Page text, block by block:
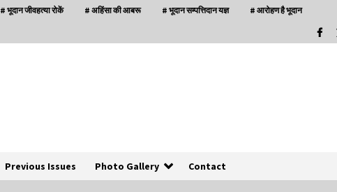
# भूदान जीवहत्या रोकें # अहिंसा की आबरू # भूदान सम्पत्तिदान यज्ञ # आरोहण है भूदान
Previous Issues Photo Gallery Contact